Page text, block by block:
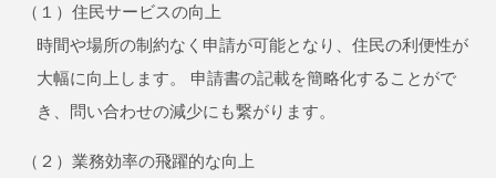
（１）住民サービスの向上
時間や場所の制約なく申請が可能となり、住民の利便性が
大幅に向上します。 申請書の記載を簡略化することがで
き、問い合わせの減少にも繋がります。
（２）業務効率の飛躍的な向上